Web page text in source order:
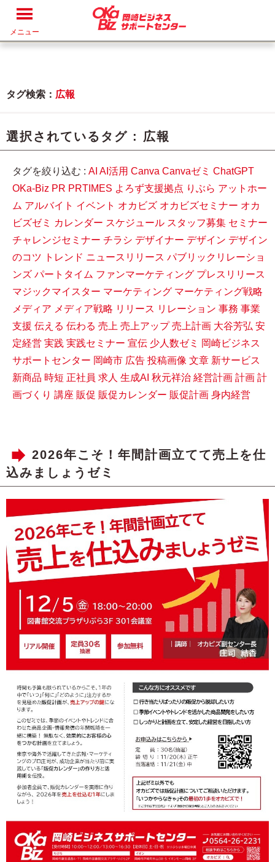
メニュー
タグ検索： 広報
選択されているタグ : 広報
タグを絞り込む : AI AI活用 Canva Canvaゼミ ChatGPT
OKa-Biz PR PRTIMES よろず支援拠点 りぶら アットホー
ム アルバイト イベント オカビズ オカビズセミナー オカ
ビズゼミ
カレンダー スケジュール スタッフ募集 セミナー
チャレンジセミナー チラシ デザイナー デザイン デザイン
のコツ
トレンド ニュースリリース パブリックリレーショ
ンズ パートタイム ファンマーケティング プレスリリース
マジックマイスター マーケティング マーケティング戦略
メディア メディア戦略 リリース リレーション 事務 事業
支援 伝える 伝わる 売上 売上アップ 売上計画 大谷芳弘 安
定経営 実践 実践セミナー 宣伝 少人数ゼミ
岡崎ビジネス
サポートセンター 岡崎市 広告 投稿画像 文章 新サービス
新商品 時短 正社員 求人 生成AI 秋元祥治 経営計画 計画 計
画づくり 講座 販促 販促カレンダー 販促計画 身内経営
2026年こそ！年間計画立てて売上を仕
込みましょうゼミ